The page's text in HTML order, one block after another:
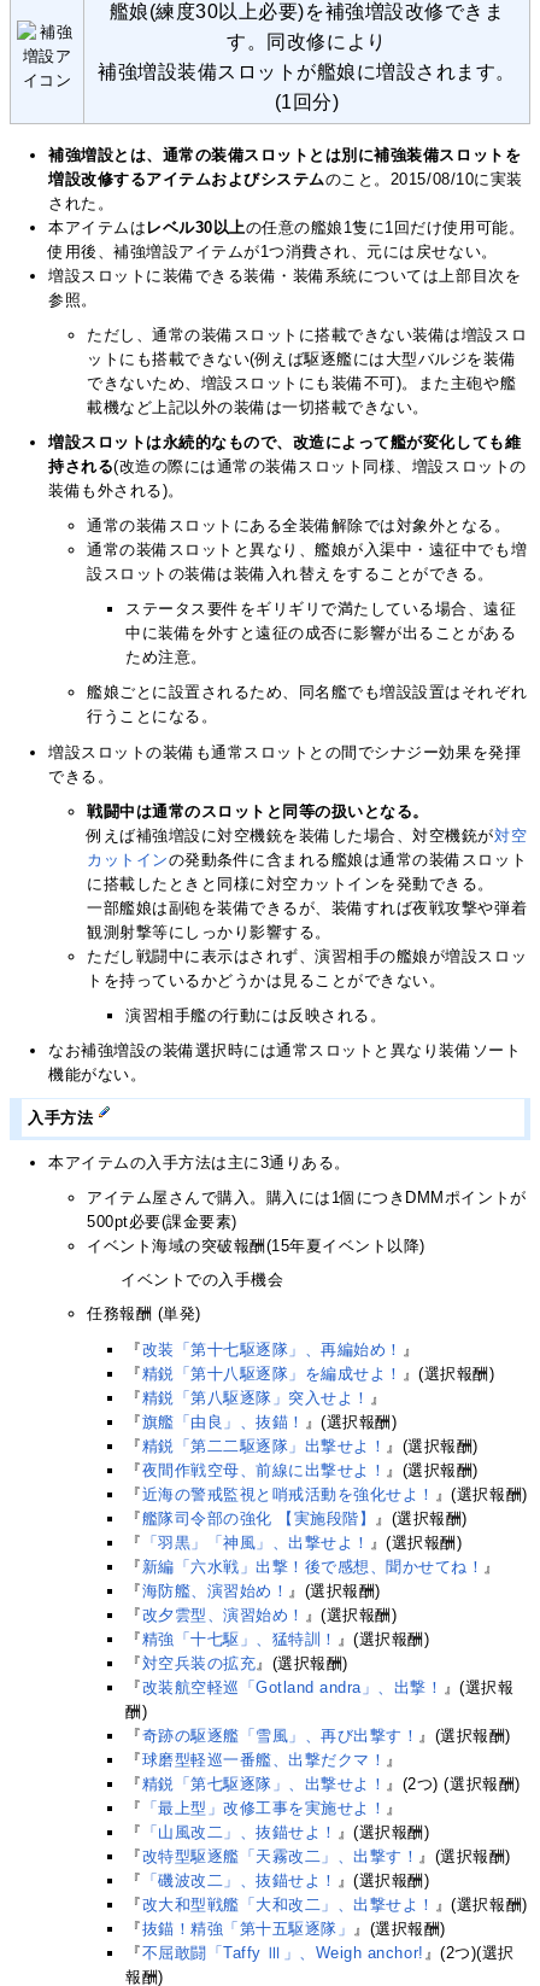
艦娘(練度30以上必要)を補強増設改修できま
す。同改修により
補強増設装備スロットが艦娘に増設されます。
(1回分)
補強増設とは、通常の装備スロットとは別に補強装備スロットを
増設改修するアイテムおよびシステムのこと。2015/08/10に実装
された。
本アイテムは レベル30以上の任意の艦娘1隻に1回だけ使用可能。
使用後、補強増設アイテムが1つ消費され、元には戻せない。
増設スロットに装備できる装備・装備系統については上部目次を
参照。
ただし、通常の装備スロットに搭載できない装備は増設スロ
ットにも搭載できない(例えば駆逐艦には大型バルジを装備
できないため、増設スロットにも装備不可)。また主砲や艦
載機など上記以外の装備は一切搭載できない。
増設スロットは永続的なもので、改造によって艦が変化しても維
持される(改造の際には通常の装備スロット同様、増設スロットの
装備も外される)。
通常の装備スロットにある全装備解除では対象外となる。
通常の装備スロットと異なり、艦娘が入渠中・遠征中でも増
設スロットの装備は装備入れ替えをすることができる。
ステータス要件をギリギリで満たしている場合、遠征
中に装備を外すと遠征の成否に影響が出ることがある
ため注意。
艦娘ごとに設置されるため、同名艦でも増設設置はそれぞれ
行うことになる。
増設スロットの装備も通常スロットとの間でシナジー効果を発揮
できる。
戦闘中は通常のスロットと同等の扱いとなる。
例えば補強増設に対空機銃を装備した場合、対空機銃が対空
カットインの発動条件に含まれる艦娘は通常の装備スロット
に搭載したときと同様に対空カットインを発動できる。
一部艦娘は副砲を装備できるが、装備すれば夜戦攻撃や弾着
観測射撃等にしっかり影響する。
ただし戦闘中に表示はされず、演習相手の艦娘が増設スロッ
トを持っているかどうかは見ることができない。
演習相手艦の行動には反映される。
なお補強増設の装備選択時には通常スロットと異なり装備ソート
機能がない。
入手方法
本アイテムの入手方法は主に3通りある。
アイテム屋さんで購入。購入には1個につきDMMポイントが
500pt必要(課金要素)
イベント海域の突破報酬(15年夏イベント以降)
イベントでの入手機会
任務報酬 (単発)
『改装「第十七駆逐隊」、再編始め！ 』
『精鋭「第十八駆逐隊」を編成せよ！ 』(選択報酬)
『精鋭「第八駆逐隊」突入せよ！ 』
『旗艦「由良」、抜錨！ 』(選択報酬)
『精鋭「第二二駆逐隊」出撃せよ！ 』(選択報酬)
『夜間作戦空母、前線に出撃せよ！ 』(選択報酬)
『近海の警戒監視と哨戒活動を強化せよ！ 』(選択報酬)
『艦隊司令部の強化 【実施段階】
』(選択報酬)
『 「羽黒」「神風」、出撃せよ！ 』(選択報酬)
『 新編「六水戦」出撃！後で感想、聞かせてね！ 』
『海防艦、演習始め！ 』(選択報酬)
『改夕雲型、演習始め！ 』(選択報酬)
『精強「十七駆」、猛特訓！ 』(選択報酬)
『対空兵装の拡充 』(選択報酬)
『改装航空軽巡「Gotland andra」、出撃！ 』(選択報
酬)
『奇跡の駆逐艦「雪風」、再び出撃す！ 』(選択報酬)
『球磨型軽巡一番艦、出撃だクマ！ 』
『精鋭「第七駆逐隊」、出撃せよ！ 』(2つ) (選択報酬)
『 「最上型」改修工事を実施せよ！ 』
『 「山風改二」、抜錨せよ！ 』(選択報酬)
『改特型駆逐艦「天霧改二」、出撃す！ 』(選択報酬)
『 「磯波改二」、抜錨せよ！ 』(選択報酬)
『改大和型戦艦「大和改二」、出撃せよ！ 』(選択報酬)
『抜錨！精強「第十五駆逐隊」
』(選択報酬)
『不屈敢闘「Taffy Ⅲ」、Weigh anchor! 』(2つ)(選択
報酬)